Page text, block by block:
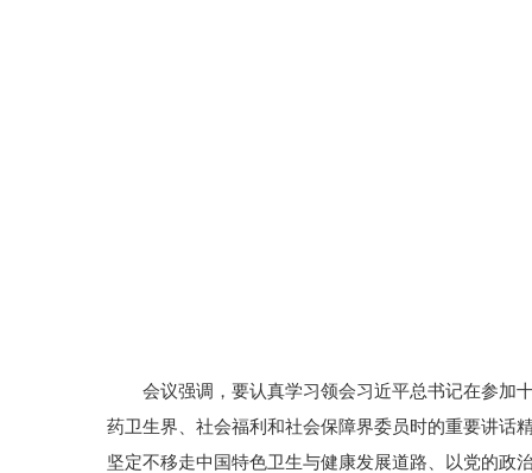
会议强调，要认真学习领会习近平总书记在参加
药卫生界、社会福利和社会保障界委员时的重要讲话
坚定不移走中国特色卫生与健康发展道路、以党的政